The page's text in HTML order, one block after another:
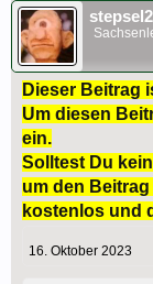
Dieser Beitrag
Um diesen
ein.
Solltest Du
um den
kostenlos und
16. Oktober 2023